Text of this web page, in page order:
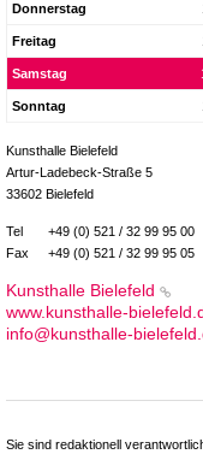
Donnerstag
Freitag
Samstag
Sonntag
Kunsthalle Bielefeld
Artur-Ladebeck-Straße 5
33602 Bielefeld
Tel
+49 (0) 521 / 32 99 95 00
Fax
+49 (0) 521 / 32 99 95 05
Kunsthalle Bielefeld
www.kunsthalle-
info@kunsthalle-
Sie sind redaktionell